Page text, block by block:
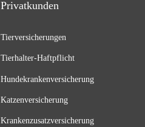
Privatkunden
Tierversicherungen
Tierhalter-Haftpflicht
Hundekrankenversicherung
Katzenversicherung
Krankenzusatzversicherung